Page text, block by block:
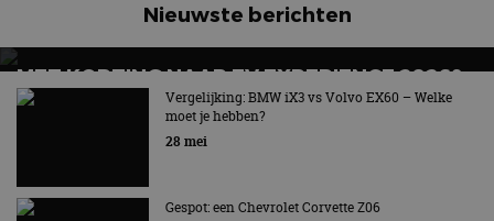
Nieuwste berichten
MET KORTING NAAR EV EXPERIENCE 2026?
AUTORAI REGELT HET!
EV Experience 2026 van 24 tot 26 september
Vergelijking: BMW iX3 vs Volvo EX60 – Welke
moet je hebben?
28 mei
Gespot: een Chevrolet Corvette Z06